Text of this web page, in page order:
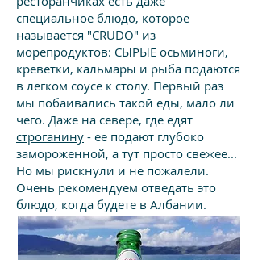
специальное блюдо, которое
называется "CRUDO" из
морепродуктов: СЫРЫЕ осьминоги,
креветки, кальмары и рыба подаются
в легком соусе к столу. Первый раз
мы побаивались такой еды, мало ли
чего. Даже на севере, где едят
строганину - ее подают глубоко
замороженной, а тут просто свежее...
Но мы рискнули и не пожалели.
Очень рекомендуем отведать это
блюдо, когда будете в Албании.